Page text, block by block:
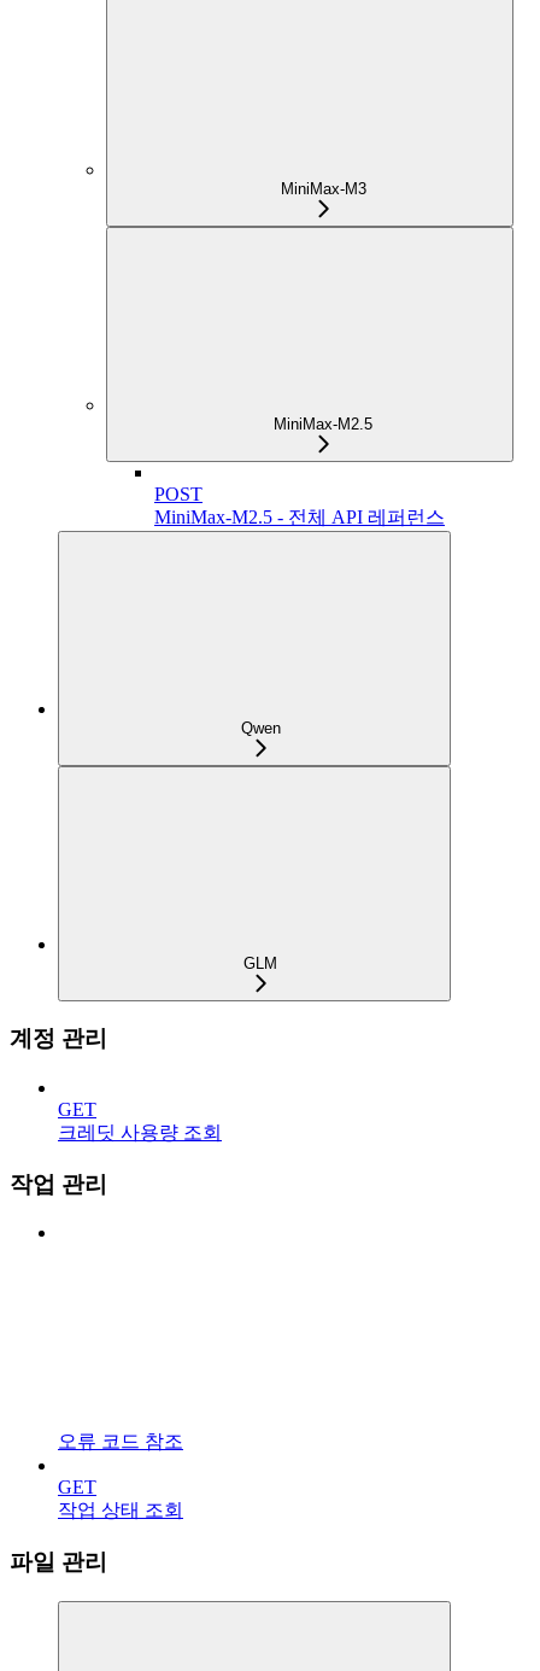
MiniMax-M3
MiniMax-M2.5
POST
MiniMax-M2.5 - 전체 API 레퍼런스
Qwen
GLM
계정 관리
GET
크레딧 사용량 조회
작업 관리
오류 코드 참조
GET
작업 상태 조회
파일 관리